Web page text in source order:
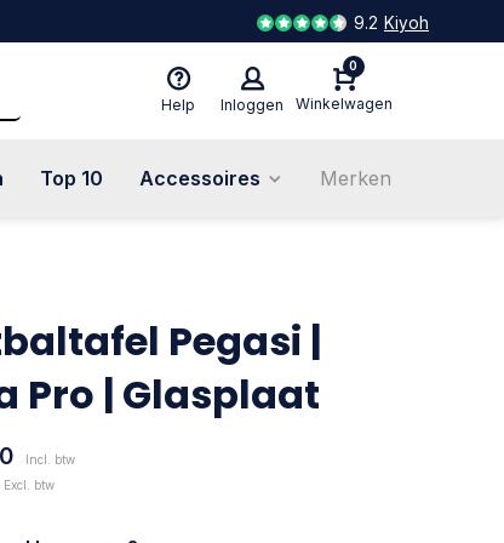
9.2 Kiyoh
Help Inloggen
0
Winkelwagen
Top 10 Accessoires Merken
Pegasi |
Pro | Glasplaat
Incl. btw
Excl. btw